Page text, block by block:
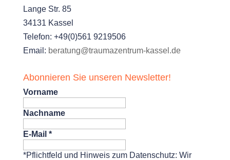
Lange Str. 85
34131 Kassel
Telefon: +49(0)561 9219506
Email: beratung@traumazentrum-kassel.de
Abonnieren Sie unseren Newsletter!
Vorname
Nachname
E-Mail *
*Pflichtfeld und Hinweis zum Datenschutz: Wir